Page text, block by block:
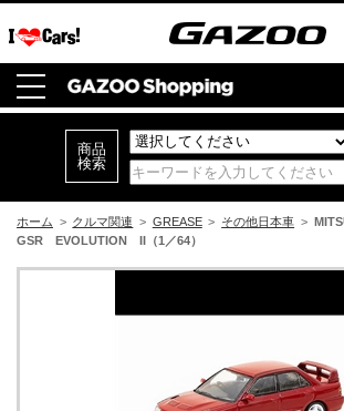
中古車検索 クルマカタログ
クルマ情報
ホーム > クルマ関連 > GREASE > その他日本車 >
GSR EVOLUTION II（1／64）